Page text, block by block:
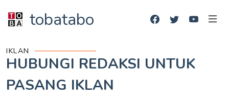
tobatabo
IKLAN
HUBUNGI REDAKSI UNTUK
PASANG IKLAN